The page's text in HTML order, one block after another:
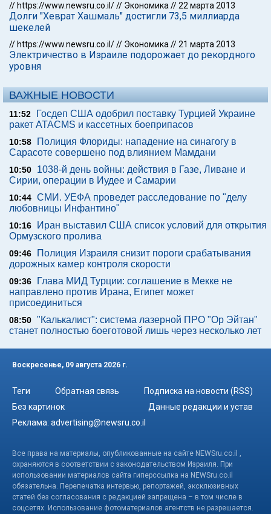
// https://www.newsru.co.il/// Экономика //22 марта 2013
Долги "Хеврат Хашмаль" достигли 73,5 миллиарда
шекелей
// https://www.newsru.co.il/// Экономика //21 марта 2013
Электричество в Израиле подорожает до рекордного
уровня
ВАЖНЫЕ НОВОСТИ
11:52
Госдеп США одобрил поставку Турцией Украине
ракет ATACMS и кассетных боеприпасов
10:58
Полиция Флориды: нападение на синагогу в
Сарасоте совершено под влиянием Мамдани
10:50
1038-й день войны: действия в Газе, Ливане и
Сирии, операции в Иудее и Самарии
10:44 СМИ. УЕФА проведет расследование по "делу
любовницы Инфантино"
10:16
Иран выставил США список условий для открытия
Ормузского пролива
09:46
Полиция Израиля снизит пороги срабатывания
дорожных камер контроля скорости
09:36
Глава МИД Турции: соглашение в Мекке не
направлено против Ирана, Египет может
присоединиться
08:50 "Калькалист": система лазерной ПРО "Ор Эйтан"
станет полностью боеготовой лишь через несколько лет
Воскресенье, 09 августа 2026 г.
Теги Обратная связь
Подписка на новости (RSS)
Без картинок
Данные редакции и устав
Реклама: advertising@newsru.co.il
Все права на материалы, опубликованные на сайте NEWSru.co.il ,
охраняются в соответствии с законодательством Израиля. При
использовании материалов сайта гиперссылка на NEWSru.co.il
обязательна. Перепечатка интервью, репортажей, эксклюзивных
статей без согласования с редакцией запрещена – в том числе в
соцсетях. Использование фотоматериалов агентств не разрешается.